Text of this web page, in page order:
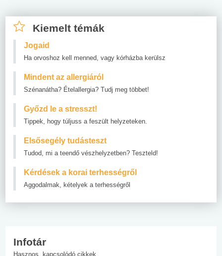
Kiemelt témák
Jogaid
Ha orvoshoz kell menned, vagy kórházba kerülsz
Mindent az allergiáról
Szénanátha? Ételallergia? Tudj meg többet!
Győzd le a stresszt!
Tippek, hogy túljuss a feszült helyzeteken.
Elsősegély tudásteszt
Tudod, mi a teendő vészhelyzetben? Teszteld!
Kérdések a korai terhességről
Aggodalmak, kételyek a terhességről
Infotár
Hasznos, kapcsolódó cikkek